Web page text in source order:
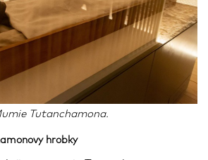
Tutanchamona.
hrobky